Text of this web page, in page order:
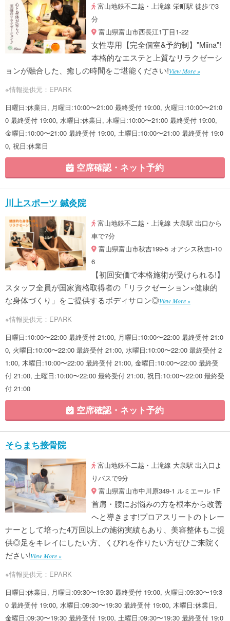
富山地鉄不二越・上滝線 栄町駅 徒歩で3
分
富山県富山市西長江1丁目1-22
女性専用【完全個室&予約制】"Miina"!
本格的なエステと上質なリラクゼーシ
ョンが融合した、癒しの時間をご堪能ください!View More »
※情報提供元：EPARK
日曜日:休業日, 月曜日:10:00〜21:00 最終受付 19:00, 火曜日:10:00〜21:0
0 最終受付 19:00, 水曜日:休業日, 木曜日:10:00〜21:00 最終受付 19:00,
金曜日:10:00〜21:00 最終受付 19:00, 土曜日:10:00〜21:00 最終受付 19:0
0, 祝日:休業日
空席確認・ネット予約
川上スポーツ 鍼灸院
富山地鉄不二越・上滝線 大泉駅 出口から
車で7分
富山県富山市秋吉199-5 オアシス秋吉Ⅰ-10
6
【初回安価で本格施術が受けられる!】
スタッフ全員が国家資格取得者の「リラクゼーション×健康的
な身体づくり」をご提供するボディサロン◎View More »
※情報提供元：EPARK
日曜日:10:00〜22:00 最終受付 21:00, 月曜日:10:00〜22:00 最終受付 21:0
0, 火曜日:10:00〜22:00 最終受付 21:00, 水曜日:10:00〜22:00 最終受付 2
1:00, 木曜日:10:00〜22:00 最終受付 21:00, 金曜日:10:00〜22:00 最終受
付 21:00, 土曜日:10:00〜22:00 最終受付 21:00, 祝日:10:00〜22:00 最終受
付 21:00
空席確認・ネット予約
そらまち接骨院
富山地鉄不二越・上滝線 大泉駅 出入口よ
りバスで9分
富山県富山市中川原349-1 ルミエール 1F
首肩・腰にお悩みの方を根本から改善
へと導きます!プロアスリートのトレー
ナーとして培った4万回以上の施術実績もあり、美容整体もご提
供◎足をキレイにしたい方、くびれを作りたい方ぜひご来院く
ださい!View More »
※情報提供元：EPARK
日曜日:休業日, 月曜日:09:30〜19:30 最終受付 19:00, 火曜日:09:30〜19:3
0 最終受付 19:00, 水曜日:09:30〜19:30 最終受付 19:00, 木曜日:休業日,
金曜日:09:30〜19:30 最終受付 19:00, 土曜日:09:30〜19:30 最終受付 19:0